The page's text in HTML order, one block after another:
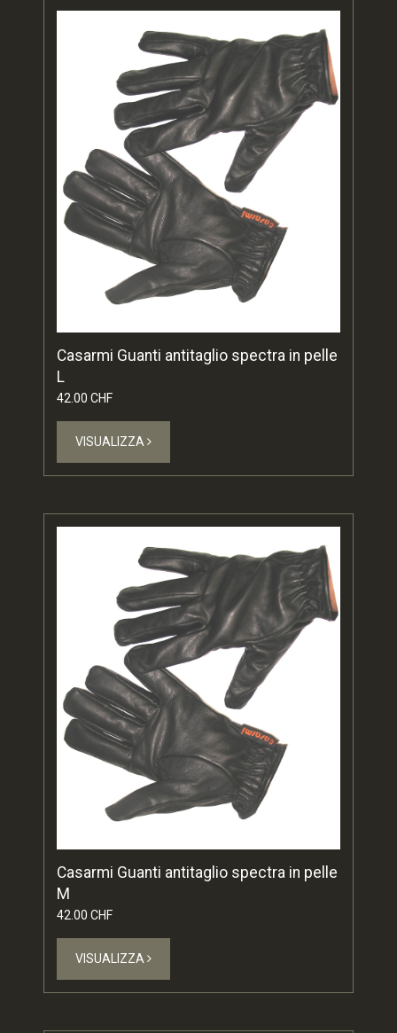
Casarmi Guanti antitaglio spectra in pelle
L
42.00 CHF
VISUALIZZA
Casarmi Guanti antitaglio spectra in pelle
M
42.00 CHF
VISUALIZZA